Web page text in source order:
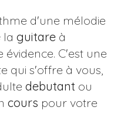
d'une mélodie
la guitareà
C'est une
qui s'offre à vous,
debutant ou
cours pour votre